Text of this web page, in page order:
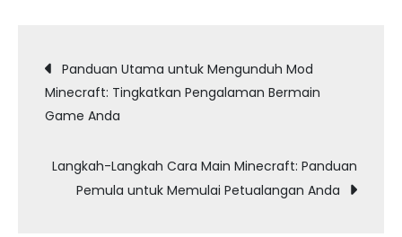
Post
navigation
Panduan Utama untuk Mengunduh Mod
Minecraft: Tingkatkan Pengalaman Bermain
Game Anda
Langkah-Langkah Cara Main Minecraft: Panduan
Pemula untuk Memulai Petualangan Anda